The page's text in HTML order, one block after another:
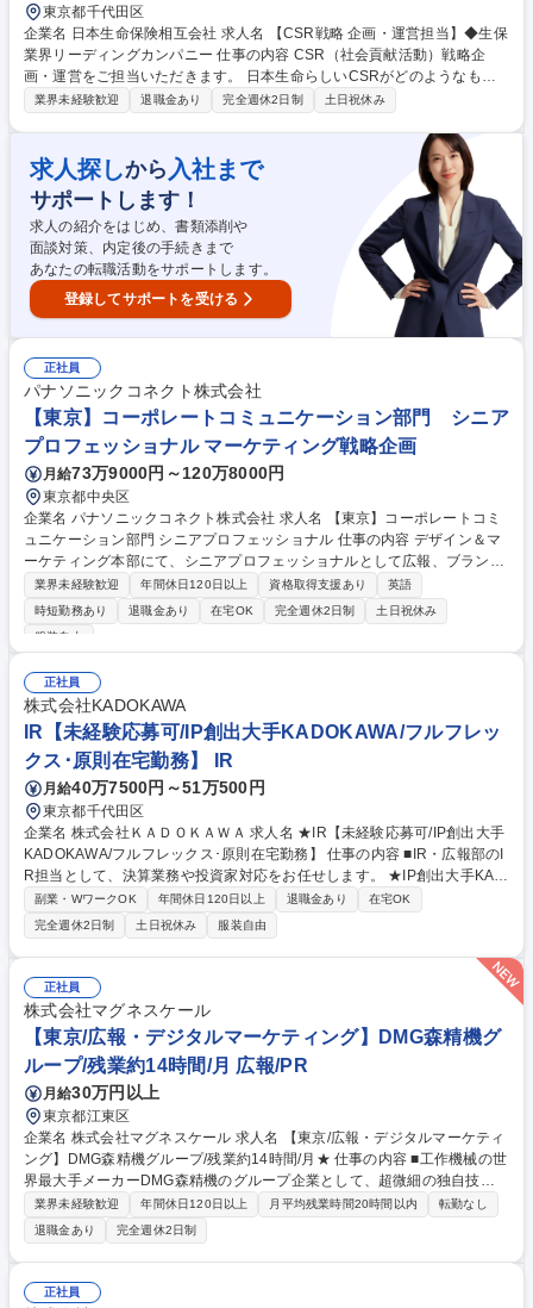
東京都千代田区
企業名 日本生命保険相互会社 求人名 【CSR戦略 企画・運営担当】◆生保
業界リーディングカンパニー 仕事の内容 CSR（社会貢献活動）戦略企
画・運営をご担当いただきます。 日本生命らしいCSRがどのようなもの
か、という戦略企画の上流からご担当いただきます。 【業務詳細】 ・社
を行う「出前授業」「受入授業」 ―全役員・職員によるボランティア活動
等 ・社会貢献活動におけるインナーブランディング・アウターブランディ
ング戦略の企画・運営 ・社会貢献事業の新規開発 募集職種 【CSR戦略 企
画・運営担当】◆生保業界リーディングカンパニー
業界未経験歓迎 退職金あり 完全週休2日制 土日祝休み
求人探しから 入社まで
サポートします！
求人の紹介をはじめ、書類添削や
面談対策、内定後の手続きまで
あなたの転職活動をサポートします。
登録してサポートを受ける
正社員
パナソニックコネクト株式会社
【東京】コーポレートコミュニケーション部門 シニア
プロフェッショナル マーケティング戦略企画
月給73万9000円～120万8000円
東京都中央区
企業名 パナソニックコネクト株式会社 求人名 【東京】コーポレートコミ
ュニケーション部門 シニアプロフェッショナル 仕事の内容 デザイン＆マ
ーケティング本部にて、シニアプロフェッショナルとして広報、ブランデ
ィング、デジタルマーケティング、SNS、エグゼクティブコミュニケーシ
ョン、社内広報、IMC、危機管理広報を統括します。 ■コーポレートブラ
ンディング戦略/対外広報戦略の企画立案/実行統括 ■経営層メッセージン
ント向上施策の企画運営 ■Paid、Earned、Shared、Ownedを横断したIM
C設計、実行 ■危機管理広報、レピュテーションマネジメント ■KPI設定、
効果測定、部門予算、外部エージェンシー管理 【仕事の魅力】経営変革と
ブランド価値向上を一体で推進できます。 募集職種 【東京】コーポレー
トコミュニケーション部門 シニアプロフェッショナル
業界未経験歓迎 年間休日120日以上 資格取得支援あり
英語
時短勤務あり
退職金あり 在宅OK 完全週休2日制
土日祝休み
服装自由
正社員
株式会社KADOKAWA
IR【未経験応募可/IP創出大手KADOKAWA/フルフレッ
クス･原則在宅勤務】 IR
月給40万7500円～51万500円
東京都千代田区
企業名 株式会社ＫＡＤＯＫＡＷＡ 求人名 ★IR【未経験応募可/IP創出大手
KADOKAWA/フルフレックス･原則在宅勤務】 仕事の内容 ■IR・広報部のI
R担当として、決算業務や投資家対応をお任せします。 ★IP創出大手KAD
OKAWA/オリジナルアニメ作品のヒット創出/グローバル規模での成長ステ
ージ/世界の株式市場からも注目/リモートワーク可★ IR・広報部のIRチー
ムは、KADOKAWAグループの持続的な企業価値・時価総額向上のため、
国内外の機関投資家や証券アナリストを対象に、グローバルに様々なコミ
ュニケーション活動を行っています。 【具体的には】◎株式市場への情報
開示資料作成業務、◎国内外の機関投資家、証券アナリストとのコミュニ
ケーション活動、◎株式市場からの意見の経営幹部・取締役会・関連部門
へのフィードバック 募集職種 ★IR【未経験応募可/IP創出大手KADOKAW
A/フルフレックス･原則在宅勤務】
副業・WワークOK 年間休日120日以上 退職金あり
在宅OK
完全週休2日制
土日祝休み 服装自由
正社員
株式会社マグネスケール
【東京/広報・デジタルマーケティング】DMG森精機グ
ループ/残業約14時間/月 広報/PR
月給30万円以上
東京都江東区
企業名 株式会社マグネスケール 求人名 【東京/広報・デジタルマーケティ
ング】DMG森精機グループ/残業約14時間/月★ 仕事の内容 ■工作機械の世
界最大手メーカーDMG森精機のグループ企業として、超微細の独自技術
で世界のモノづくりを支える当社にて、当社のブランド価値を高める広
報・PR業務全般をお任せいたします。 【詳細】ご経験や適性に合う業務
から優先してお任せする予定です。 ■メディアリレーションズ：メディア
との関係構築、取材対応・アレンジ、広告入稿管理■展示会プロデュー
ス：年2～5回開催される展示会の企画・ブースデザイン・運営■SNS運
業界未経験歓迎 年間休日120日以上 月平均残業時間20時間以内
転勤なし
退職金あり
完全週休2日制
正社員